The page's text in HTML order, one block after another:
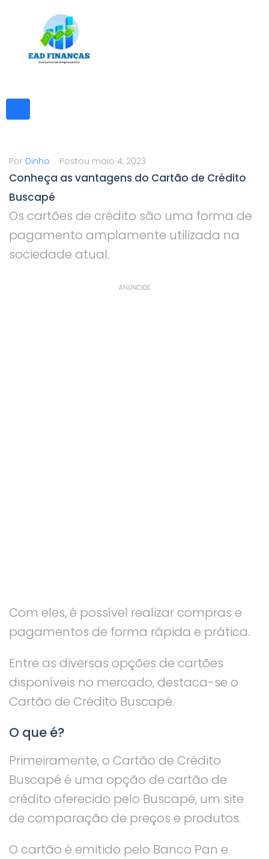
Por Dinho Postou maio 4, 2023
Conheça as vantagens do Cartão de Crédito
Buscapé
Os cartões de crédito são uma forma de
pagamento amplamente utilizada na
sociedade atual.
ANÚNCIOS
Com eles, é possível realizar compras e
pagamentos de forma rápida e prática.
Entre as diversas opções de cartões
disponíveis no mercado, destaca-se o
Cartão de Crédito Buscapé.
O que é?
Primeiramente, o Cartão de Crédito
Buscapé é uma opção de cartão de
crédito oferecido pelo Buscapé, um site
de comparação de preços e produtos.
O cartão é emitido pelo Banco Pan e